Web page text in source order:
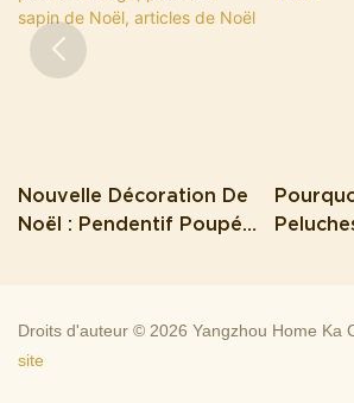
Nouvelle Décoration De
Noël : Pendentif Poupée
Noël
Droits d'auteur © 2026 Yangzhou Home Ka
site